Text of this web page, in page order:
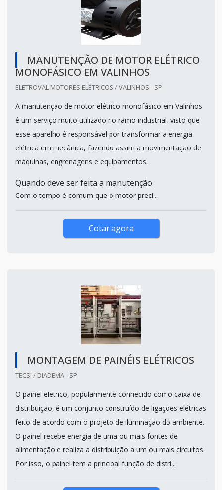
MANUTENÇÃO DE MOTOR ELÉTRICO
MONOFÁSICO EM VALINHOS
ELETROVAL MOTORES ELÉTRICOS / VALINHOS - SP
A manutenção de motor elétrico monofásico em Valinhos
é um serviço muito utilizado no ramo industrial, visto que
esse aparelho é responsável por transformar a energia
elétrica em mecânica, fazendo assim a movimentação de
máquinas, engrenagens e equipamentos.
Quando deve ser feita a manutenção
Com o tempo é comum que o motor preci...
Cotar agora
MONTAGEM DE PAINÉIS ELÉTRICOS
TECSI / DIADEMA - SP
O painel elétrico, popularmente conhecido como caixa de
distribuição, é um conjunto construído de ligações elétricas
feito de acordo com o projeto de iluminação do ambiente.
O painel recebe energia de uma ou mais fontes de
alimentação e realiza a distribuição a um ou mais circuitos.
Por isso, o painel tem a principal função de distri...